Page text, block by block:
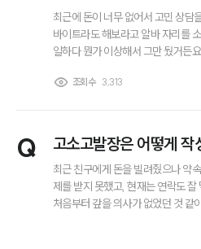
호사선임비용 얼마나 들
최근에 돈이 너무 없어서 고민 상담
바이트라도 해보라고 알바 자리를
일하다 뭔가 이상해서 그만 뒀거든
는데ㅠㅠ 변호사 도움을 받아야 되는
조회수 3,313
Q 고소고발장은 어떻게 작
최근 친구에게 돈을 빌려줬으나 약
제를 받지 못했고, 현재는 연락도 잘
처음부터 갚을 의사가 없었던 것 같